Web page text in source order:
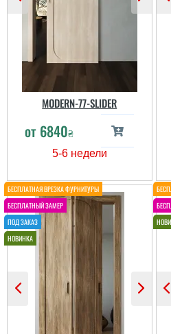
MODERN-77-SLIDER
от 6840₴